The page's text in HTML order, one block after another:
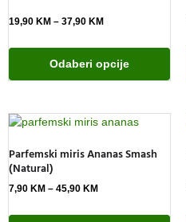
19,90 KM – 37,90 KM
Odaberi opcije
Parfemski miris Ananas Smash
(Natural)
7,90 KM – 45,90 KM